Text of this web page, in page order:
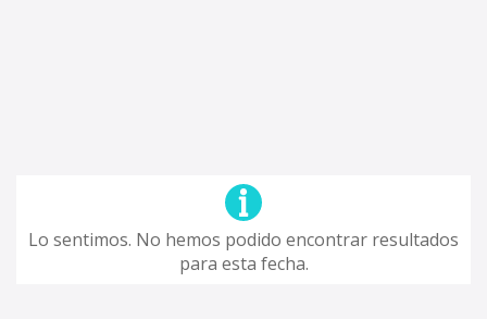
Lo sentimos. No hemos podido encontrar resultados
para esta fecha.